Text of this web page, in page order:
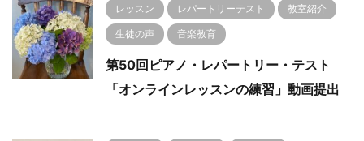
レッスン レパートリーテスト 教室紹介
生徒の声 音楽教育
第50回ピアノ・レパートリー・テスト
「オンラインレッスンの練習」動画提出